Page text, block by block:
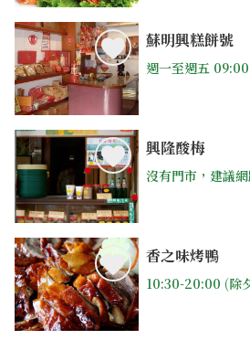
蘇明興糕餅號
興隆酸梅
沒有門市，建議
香之味烤鴨
10:30-20:00 (除